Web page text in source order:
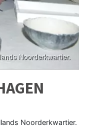
Noorderkwartier.